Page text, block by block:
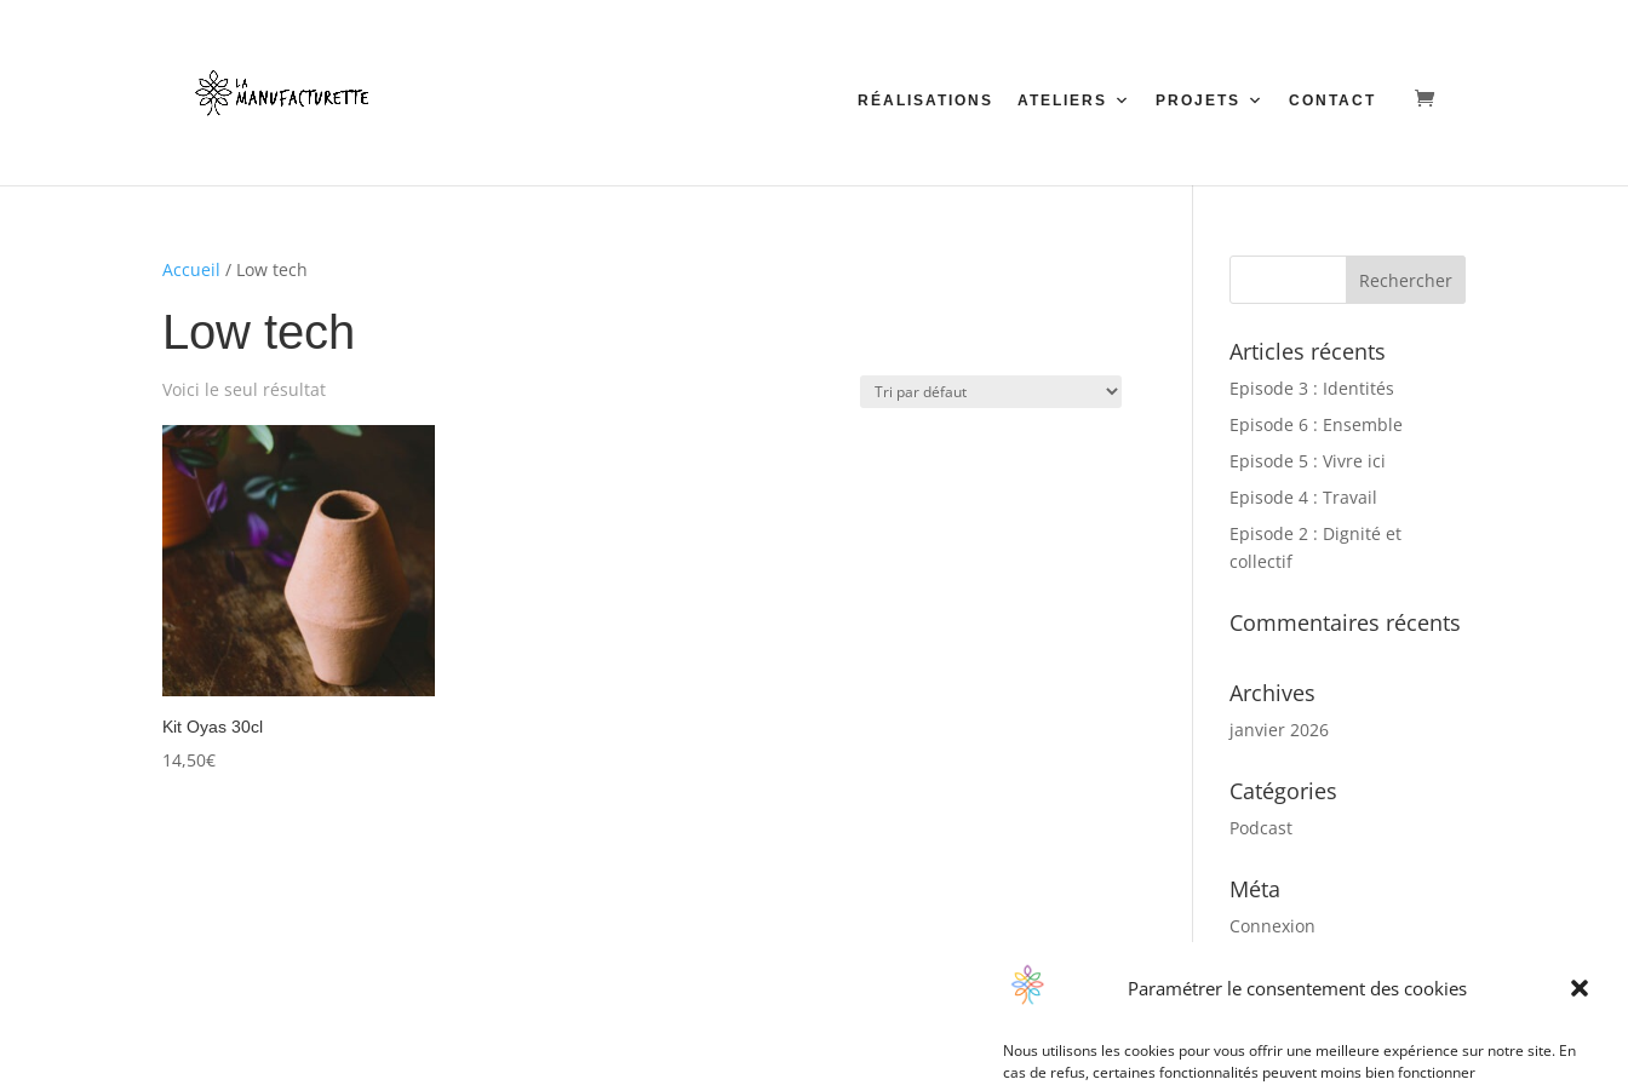
Paramétrer le consentement des cookies
Nous utilisons les cookies pour vous offrir une meilleure expérience sur notre site. En
cas de refus, certaines fonctionnalités peuvent moins bien fonctionner
RÉALISATIONS ATELIERS PROJETS CONTACT
Accueil / Low tech
Low tech
Voici le seul résultat
Kit Oyas 30cl
14,50€
Articles récents
Episode 3 : Identités
Episode 6 : Ensemble
Episode 5 : Vivre ici
Episode 4 : Travail
Episode 2 : Dignité et
collectif
Commentaires récents
Archives
janvier 2026
Catégories
Podcast
Méta
Connexion
Flux des commentaires